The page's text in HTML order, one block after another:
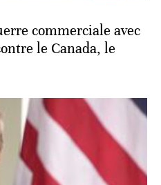
commerciale avec
le Canada, le